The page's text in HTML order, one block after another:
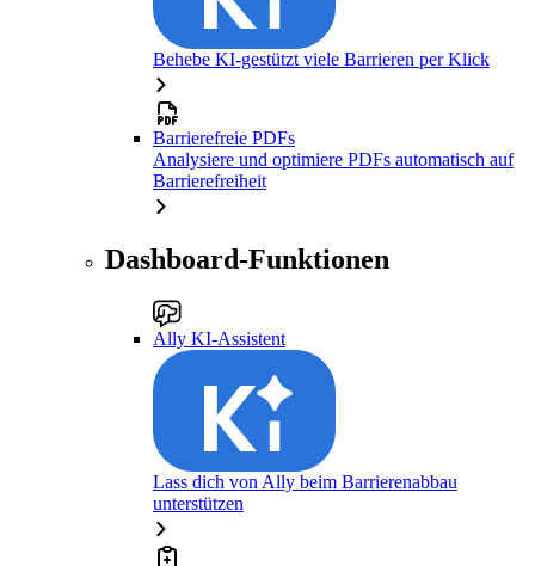
Behebe KI-gestützt viele Barrieren per Klick
Barrierefreie PDFs
Analysiere und optimiere PDFs automatisch auf
Barrierefreiheit
Dashboard-Funktionen
Ally KI-Assistent
Lass dich von Ally beim Barrierenabbau
unterstützen